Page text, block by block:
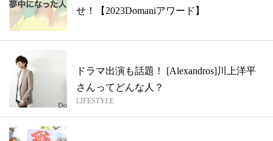
せ！【2023Domaniアワード】
ドラマ出演も話題！ [Alexandros]川上洋平
さんってどんな人？
LIFESTYLE